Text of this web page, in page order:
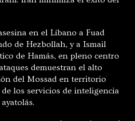
en el Líbano a Fuad
de Hezbollah, y a Ismail
de Hamás, en pleno centro
demuestran el alto
del Mossad en territorio
los servicios de inteligencia